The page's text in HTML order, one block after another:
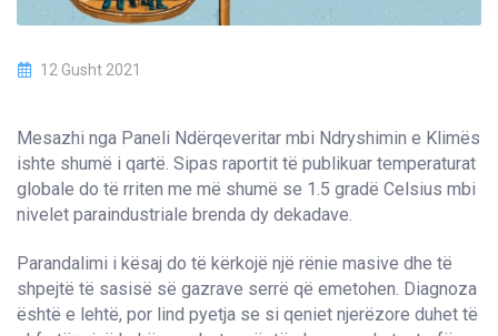
12 Gusht 2021
Mesazhi nga Paneli Ndërqeveritar mbi Ndryshimin e Klimës
ishte shumë i qartë. Sipas raportit të publikuar temperaturat
globale do të rriten me më shumë se 1.5 gradë Celsius mbi
nivelet paraindustriale brenda dy dekadave.
Parandalimi i kësaj do të kërkojë një rënie masive dhe të
shpejtë të sasisë së gazrave serrë që emetohen. Diagnoza
është e lehtë, por lind pyetja se si qeniet njerëzore duhet të